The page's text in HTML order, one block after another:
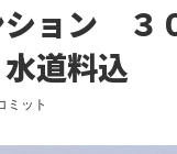
ョン
道料込
ミット